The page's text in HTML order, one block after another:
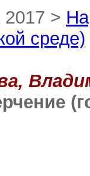
>
среде)